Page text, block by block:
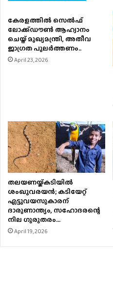
കേരളത്തിൽ സെൽഫ്
ലോക്ക്ഡൗൺ ആഹ്വാനം
ചെയ്ത് മുഖ്യമന്ത്രി, അതീവ
ജാഗ്രത പുലർത്തണം..
April 23, 2026
തലയണയ്ക്കടിയില്‍
ശംഖുവരയന്‍; കടിയേറ്റ്
എട്ടുവയസുകാരന്
ദാരുണാന്ത്യം, സഹോദരന്റെ
നില ഗുരുതരം…
April 19, 2026